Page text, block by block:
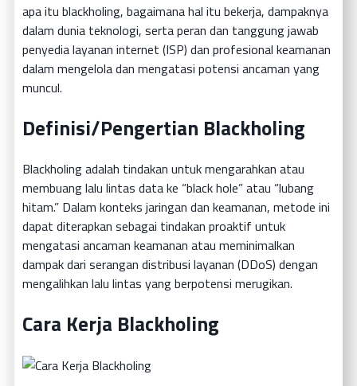
apa itu blackholing, bagaimana hal itu bekerja, dampaknya
dalam dunia teknologi, serta peran dan tanggung jawab
penyedia layanan internet (ISP) dan profesional keamanan
dalam mengelola dan mengatasi potensi ancaman yang
muncul.
Definisi/Pengertian Blackholing
Blackholing adalah tindakan untuk mengarahkan atau
membuang lalu lintas data ke “black hole” atau “lubang
hitam.” Dalam konteks jaringan dan keamanan, metode ini
dapat diterapkan sebagai tindakan proaktif untuk
mengatasi ancaman keamanan atau meminimalkan
dampak dari serangan distribusi layanan (DDoS) dengan
mengalihkan lalu lintas yang berpotensi merugikan.
Cara Kerja Blackholing